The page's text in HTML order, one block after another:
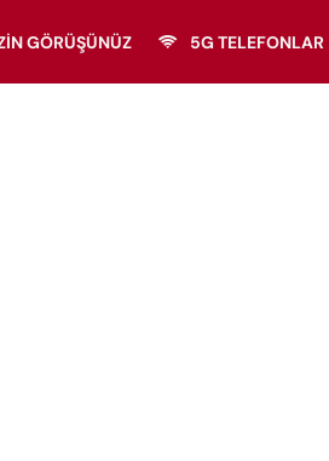
GÖRÜŞÜNÜZ 5G TELEFONLAR